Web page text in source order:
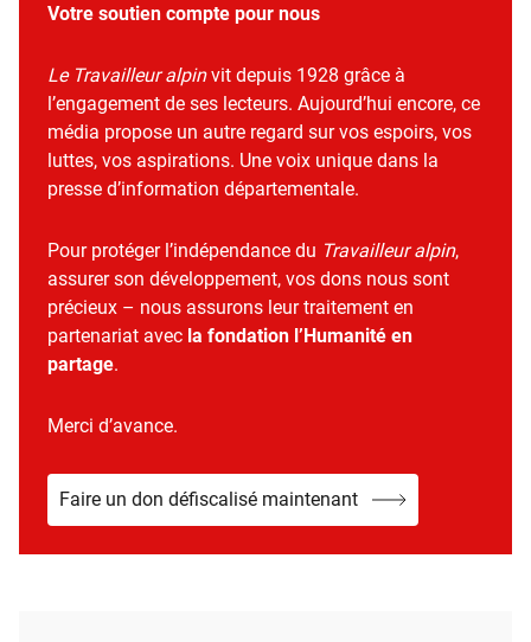
Votre soutien compte pour nous
Le Travailleur alpinvit depuis 1928 grâce à
l’engagement de ses lecteurs. Aujourd’hui encore, ce
média propose un autre regard sur vos espoirs, vos
luttes, vos aspirations. Une voix unique dans la
presse d’information départementale.
Pour protéger l’indépendance du Travailleur alpin,
assurer son développement, vos dons nous sont
précieux – nous assurons leur traitement en
partenariat avec la fondation l’Humanité en
partage.
Merci d’avance.
Faire un don défiscalisé maintenant